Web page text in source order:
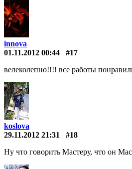
innova
01.11.2012 00:44
#17
велеколепно!!!! все работы
koslova
29.11.2012 21:31
#18
Ну что говорить Мастеру, что он